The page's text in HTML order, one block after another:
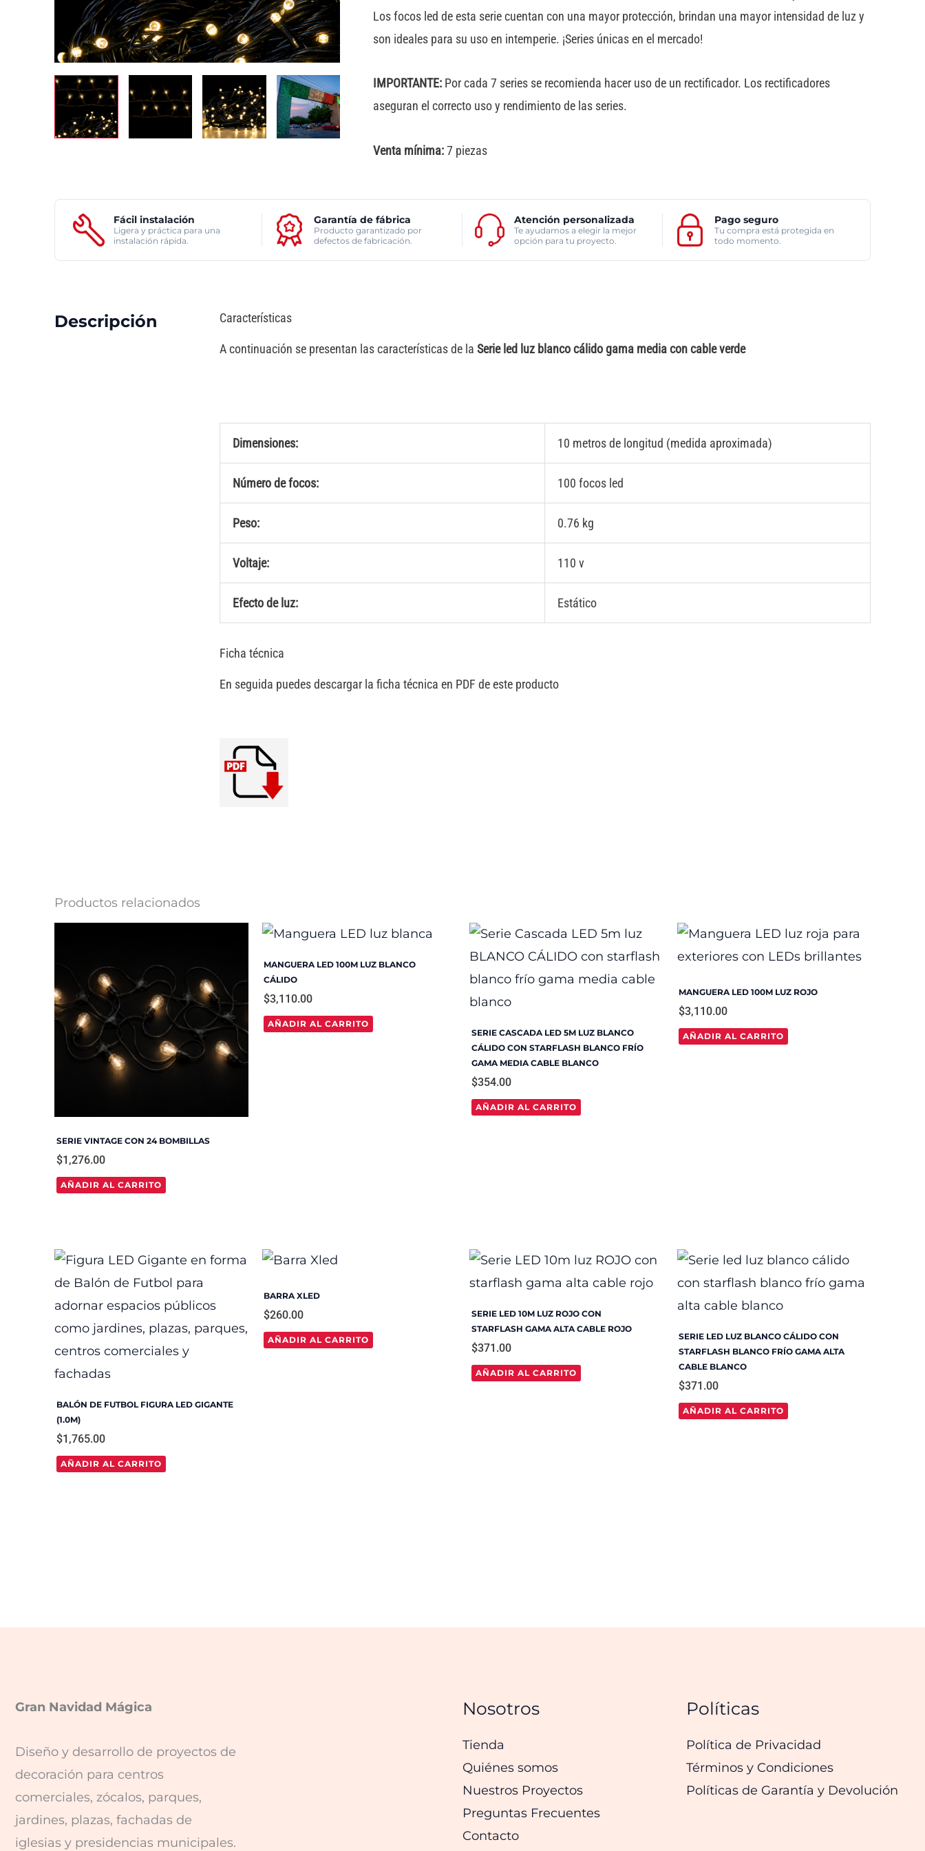
cantidad
Los focos led de esta serie cuentan con una mayor protección, brindan una mayor intensidad de luz y
son ideales para su uso en intemperie. ¡Series únicas en el mercado!
IMPORTANTE:Por cada 7 series se recomienda hacer uso de un rectificador. Los rectificadores
aseguran el correcto uso y rendimiento de las series.
Venta mínima:7 piezas
Fácil instalación
Ligera y práctica para una
instalación rápida.
Garantía de fábrica
Producto garantizado por
defectos de fabricación.
Atención personalizada
Te ayudamos a elegir la mejor
opción para tu proyecto.
Pago seguro
Tu compra está protegida en
todo momento.
Descripción Características
A continuación se presentan las características de la Serie led luz blanco cálido gama media con cable verde
Dimensiones: 10 metros de longitud (medida aproximada)
Número de focos: 100 focos led
Peso: 0.76 kg
Voltaje: 110 v
Efecto de luz: Estático
Ficha técnica
En seguida puedes descargar la ficha técnica en PDF de este producto
Productos relacionados
SERIE VINTAGE CON 24 BOMBILLAS
$1,276.00
AÑADIR AL CARRITO
MANGUERA LED 100M LUZ BLANCO
CÁLIDO
$3,110.00
AÑADIR AL CARRITO
SERIE CASCADA LED 5M LUZ BLANCO
CÁLIDO CON STARFLASH BLANCO FRÍO
GAMA MEDIA CABLE BLANCO
$354.00
AÑADIR AL CARRITO
MANGUERA LED 100M LUZ ROJO
$3,110.00
AÑADIR AL CARRITO
BALÓN DE FUTBOL FIGURA LED GIGANTE
(1.0M)
$1,765.00
AÑADIR AL CARRITO
BARRA XLED
$260.00
AÑADIR AL CARRITO
SERIE LED 10M LUZ ROJO CON
STARFLASH GAMA ALTA CABLE ROJO
$371.00
AÑADIR AL CARRITO
SERIE LED LUZ BLANCO CÁLIDO CON
STARFLASH BLANCO FRÍO GAMA ALTA
CABLE BLANCO
$371.00
AÑADIR AL CARRITO
Gran Navidad Mágica
Diseño y desarrollo de proyectos de
decoración para centros
comerciales, zócalos, parques,
jardines, plazas, fachadas de
iglesias y presidencias municipales.
Nosotros
Tienda
Quiénes somos
Nuestros Proyectos
Preguntas Frecuentes
Contacto
Políticas
Política de Privacidad
Términos y Condiciones
Políticas de Garantía y Devolución